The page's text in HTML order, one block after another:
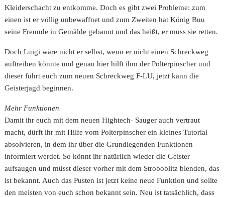
Kleiderschacht zu entkomme. Doch es gibt zwei Probleme: zum
einen ist er völlig unbewaffnet und zum Zweiten hat König Buu
seine Freunde in Gemälde gebannt und das heißt, er muss sie retten.
Doch Luigi wäre nicht er selbst, wenn er nicht einen Schreckweg
auftreiben könnte und genau hier hilft ihm der Polterpinscher und
dieser führt euch zum neuen Schreckweg F-LU, jetzt kann die
Geisterjagd beginnen.
Mehr Funktionen
Damit ihr euch mit dem neuen Hightech- Sauger auch vertraut
macht, dürft ihr mit Hilfe vom Polterpinscher ein kleines Tutorial
absolvieren, in dem ihr über die Grundlegenden Funktionen
informiert werdet. So könnt ihr natürlich wieder die Geister
aufsaugen und müsst dieser vorher mit dem Stroboblitz blenden, das
ist bekannt. Auch das Pusten ist jetzt keine neue Funktion und sollte
den meisten von euch schon bekannt sein. Neu ist tatsächlich, dass